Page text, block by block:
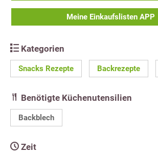
Meine Einkaufslisten APP
Kategorien
Snacks Rezepte Backrezepte
Benötigte Küchenutensilien
Backblech
Zeit